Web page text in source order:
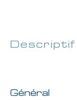
descriptif
Général